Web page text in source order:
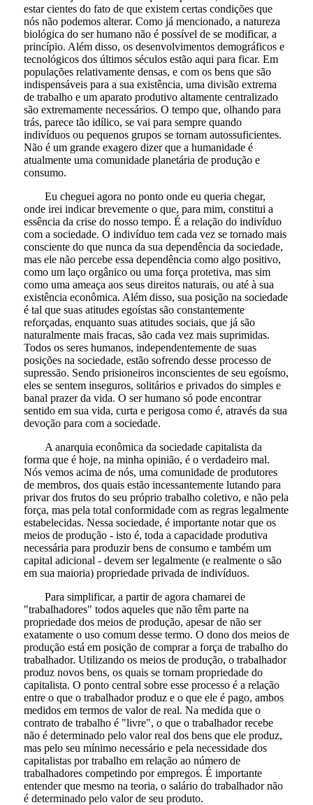
estar cientes do fato de que existem certas condições que
nós não podemos alterar. Como já mencionado, a natureza
biológica do ser humano não é possível de se modificar, a
princípio. Além disso, os desenvolvimentos demográficos e
tecnológicos dos últimos séculos estão aqui para ficar. Em
populações relativamente densas, e com os bens que são
indispensáveis para a sua existência, uma divisão extrema
de trabalho e um aparato produtivo altamente centralizado
são extremamente necessários. O tempo que, olhando para
trás, parece tão idílico, se vai para sempre quando
indivíduos ou pequenos grupos se tornam autossuficientes.
Não é um grande exagero dizer que a humanidade é
atualmente uma comunidade planetária de produção e
consumo.
Eu cheguei agora no ponto onde eu queria chegar,
onde irei indicar brevemente o que, para mim, constitui a
essência da crise do nosso tempo. É a relação do indivíduo
com a sociedade. O indivíduo tem cada vez se tornado mais
consciente do que nunca da sua dependência da sociedade,
mas ele não percebe essa dependência como algo positivo,
como um laço orgânico ou uma força protetiva, mas sim
como uma ameaça aos seus direitos naturais, ou até à sua
existência econômica. Além disso, sua posição na sociedade
é tal que suas atitudes egoístas são constantemente
reforçadas, enquanto suas atitudes sociais, que já são
naturalmente mais fracas, são cada vez mais suprimidas.
Todos os seres humanos, independentemente de suas
posições na sociedade, estão sofrendo desse processo de
supressão. Sendo prisioneiros inconscientes de seu egoísmo,
eles se sentem inseguros, solitários e privados do simples e
banal prazer da vida. O ser humano só pode encontrar
sentido em sua vida, curta e perigosa como é, através da sua
devoção para com a sociedade.
A anarquia econômica da sociedade capitalista da
forma que é hoje, na minha opinião, é o verdadeiro mal.
Nós vemos acima de nós, uma comunidade de produtores
de membros, dos quais estão incessantemente lutando para
privar dos frutos do seu próprio trabalho coletivo, e não pela
força, mas pela total conformidade com as regras legalmente
estabelecidas. Nessa sociedade, é importante notar que os
meios de produção - isto é, toda a capacidade produtiva
necessária para produzir bens de consumo e também um
capital adicional - devem ser legalmente (e realmente o são
em sua maioria) propriedade privada de indivíduos.
Para simplificar, a partir de agora chamarei de
"trabalhadores" todos aqueles que não têm parte na
propriedade dos meios de produção, apesar de não ser
exatamente o uso comum desse termo. O dono dos meios de
produção está em posição de comprar a força de trabalho do
trabalhador. Utilizando os meios de produção, o trabalhador
produz novos bens, os quais se tornam propriedade do
capitalista. O ponto central sobre esse processo é a relação
entre o que o trabalhador produz e o que ele é pago, ambos
medidos em termos de valor de real. Na medida que o
contrato de trabalho é "livre", o que o trabalhador recebe
não é determinado pelo valor real dos bens que ele produz,
mas pelo seu mínimo necessário e pela necessidade dos
capitalistas por trabalho em relação ao número de
trabalhadores competindo por empregos. É importante
entender que mesmo na teoria, o salário do trabalhador não
é determinado pelo valor de seu produto.